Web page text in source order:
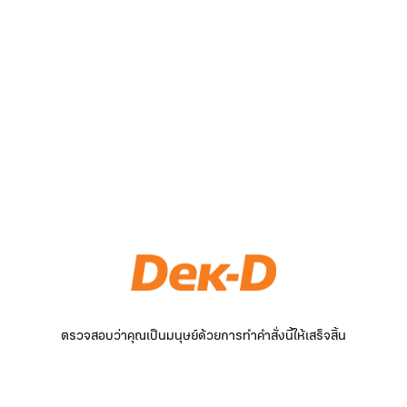
ตรวจสอบว่าคุณเป็นมนุษย์ด้วยการทำคำสั่งนี้ให้เสร็จสิ้น